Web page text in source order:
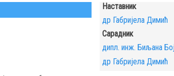
Наставник
др Габријела Димић
Сарадник
дипл. инж. Биљана
др Габријела Димић